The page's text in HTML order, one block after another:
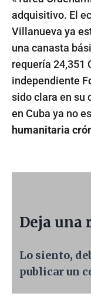
adquisitivo. El
Villanueva ya
una canasta
requería 24,351
independiente
sido clara en su
en Cuba ya no
humanitaria
Deja una
Lo siento,
publicar un